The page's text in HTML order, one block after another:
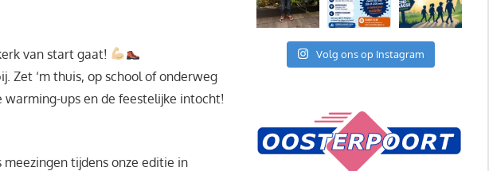
van start gaat!
Zet ‘m thuis, op school of onderweg
ups en de feestelijke intocht!
meezingen tijdens onze editie in
Volg ons op Instagram